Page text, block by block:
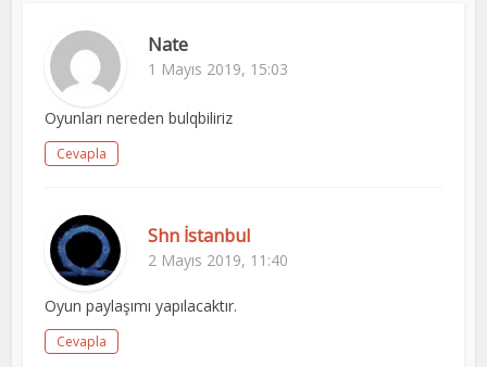
Nate
1 Mayıs 2019, 15:03
Oyunları nereden bulqbiliriz
Cevapla
Shn İstanbul
2 Mayıs 2019, 11:40
Oyun paylaşımı yapılacaktır.
Cevapla